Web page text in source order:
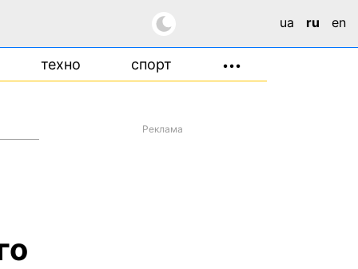
ua ru en
техно спорт •••
Реклама